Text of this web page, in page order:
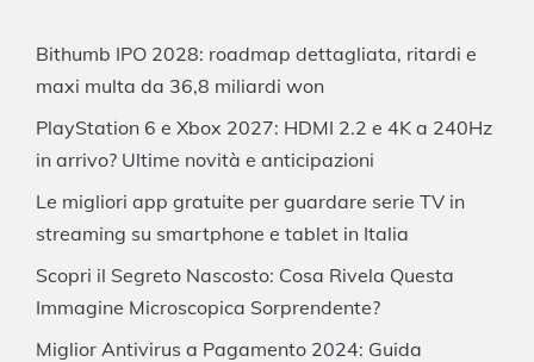
Bithumb IPO 2028: roadmap dettagliata, ritardi e
maxi multa da 36,8 miliardi won
PlayStation 6 e Xbox 2027: HDMI 2.2 e 4K a 240Hz
in arrivo? Ultime novità e anticipazioni
Le migliori app gratuite per guardare serie TV in
streaming su smartphone e tablet in Italia
Scopri il Segreto Nascosto: Cosa Rivela Questa
Immagine Microscopica Sorprendente?
Miglior Antivirus a Pagamento 2024: Guida